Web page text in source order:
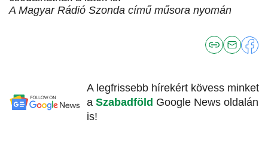
A Magyar Rádió Szonda című műsora nyomán
A legfrissebb hírekért kövess minket
a Szabadföld Google News oldalán
is!